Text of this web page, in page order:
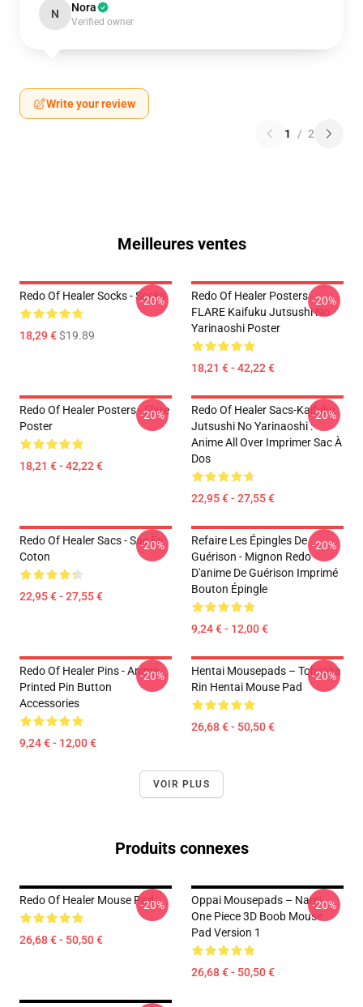
N Nora
Verified owner
Write your review
1 / 2
Meilleures ventes
Redo Of Healer Socks - Socks
18,29 €$19.89
-20%
Redo Of Healer Posters -
FLARE Kaifuku Jutsushi No
Yarinaoshi Poster
18,21 € - 42,22 €
-20%
Redo Of Healer Posters - Flare
Poster
18,21 € - 42,22 €
-20%
Redo Of Healer Sacs-Kaifuku
Jutsushi No Yarinaoshi :
Anime All Over Imprimer Sac À
Dos
22,95 € - 27,55 €
-20%
Redo Of Healer Sacs - Sac En
Coton
22,95 € - 27,55 €
-20%
Refaire Les Épingles De
Guérison - Mignon Redo
D'anime De Guérison Imprimé
Bouton Épingle
9,24 € - 12,00 €
-20%
Redo Of Healer Pins - Anime
Printed Pin Button
Accessories
9,24 € - 12,00 €
-20%
Hentai Mousepads – Tohsaka
Rin Hentai Mouse Pad
26,68 € - 50,50 €
-20%
VOIR PLUS
Produits connexes
Redo Of Healer Mouse Pad
26,68 € - 50,50 €
-20%
Oppai Mousepads – Nami
One Piece 3D Boob Mouse
Pad Version 1
26,68 € - 50,50 €
-20%